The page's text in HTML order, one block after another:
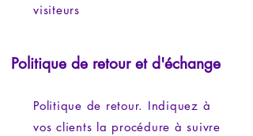
visiteurs
Politique de retour et d'échange
Politique de retour. Indiquez à
vos clients la procédure à suivre